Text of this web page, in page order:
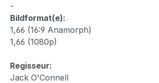
-
Bildformat(e):
1,66 (16:9 Anamorph)
1,66 (1080p)
Regisseur:
Jack O'Connell